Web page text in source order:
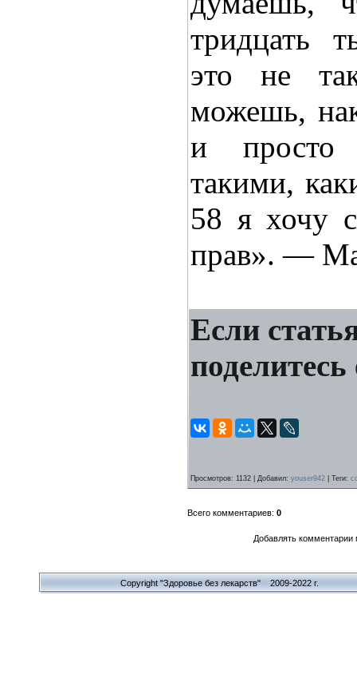
тридцать
это не
можешь,
и просто
такими,
58 я хочу
прав». —
Если
Просмотров: 1132 | Добавил: youser942 Теги:
Всего комментариев: 0
Добавлять комментарии
Copyright "Здоровье без лекарств" 2009-2022 г.